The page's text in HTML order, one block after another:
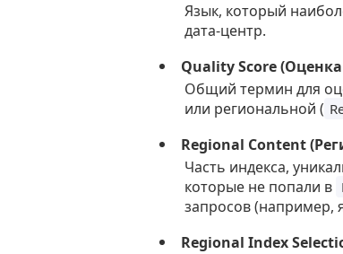
Язык, который
дата-центр.
Quality Score
Общий термин для
или региональной (
Regional Content
Часть индекса,
которые не попали в
запросов (например,
Regional Index